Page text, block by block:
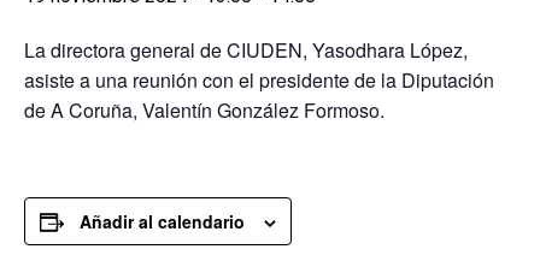
La directora general de CIUDEN, Yasodhara López,
asiste a una reunión con el presidente de la Diputación
de A Coruña, Valentín González Formoso.
Añadir al calendario